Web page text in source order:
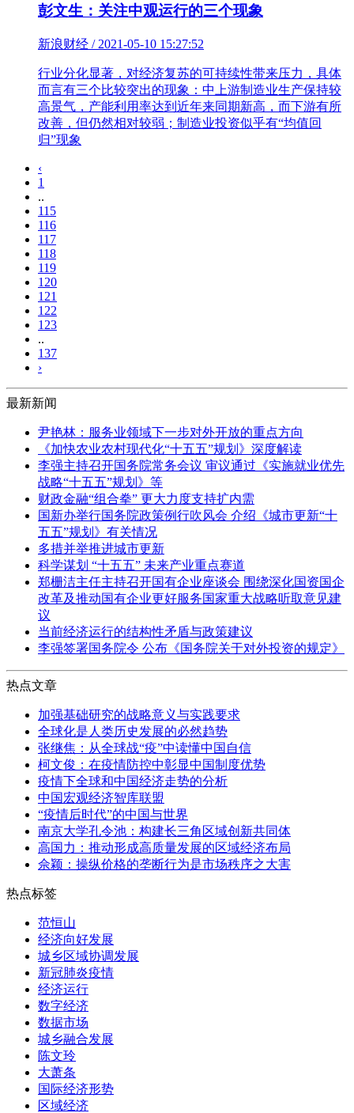
彭文生：关注中观运行的三个现象
新浪财经 / 2021-05-10 15:27:52
行业分化显著，对经济复苏的可持续性带来压力，具体
而言有三个比较突出的现象：中上游制造业生产保持较
高景气，产能利用率达到近年来同期新高，而下游有所
改善，但仍然相对较弱；制造业投资似乎有“均值回
归”现象
‹
1
..
115
116
117
118
119
120
121
122
123
..
137
›
最新新闻
尹艳林：服务业领域下一步对外开放的重点方向
《加快农业农村现代化“十五五”规划》深度解读
李强主持召开国务院常务会议 审议通过《实施就业优先
战略“十五五”规划》等
财政金融“组合拳” 更大力度支持扩内需
国新办举行国务院政策例行吹风会 介绍《城市更新“十
五五”规划》有关情况
多措并举推进城市更新
科学谋划 “十五五” 未来产业重点赛道
郑栅洁主任主持召开国有企业座谈会 围绕深化国资国企
改革及推动国有企业更好服务国家重大战略听取意见建
议
当前经济运行的结构性矛盾与政策建议
李强签署国务院令 公布《国务院关于对外投资的规定》
热点文章
加强基础研究的战略意义与实践要求
全球化是人类历史发展的必然趋势
张继焦：从全球战“疫”中读懂中国自信
柯文俊：在疫情防控中彰显中国制度优势
疫情下全球和中国经济走势的分析
中国宏观经济智库联盟
“疫情后时代”的中国与世界
南京大学孔令池：构建长三角区域创新共同体
高国力：推动形成高质量发展的区域经济布局
佘颖：操纵价格的垄断行为是市场秩序之大害
热点标签
范恒山
经济向好发展
城乡区域协调发展
新冠肺炎疫情
经济运行
数字经济
数据市场
城乡融合发展
陈文玲
大萧条
国际经济形势
区域经济